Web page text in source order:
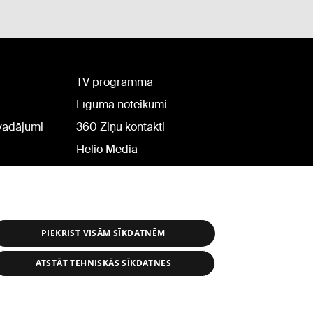
TV programma
Līguma noteikumi
360 Ziņu kontakti
Helio Media
PIEKRIST VISĀM SĪKDATNĒM
ATSTĀT TEHNISKĀS SĪKDATNES